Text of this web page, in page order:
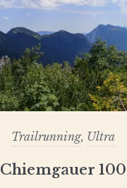
Trailrunning, Ultra
Chiemgauer 100